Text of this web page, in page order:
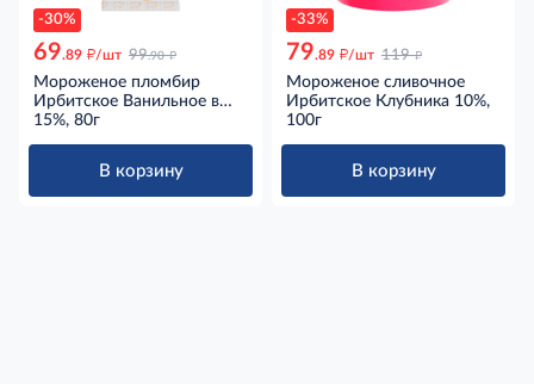
-30%
69.89 д/шт 99.90 д
Мороженое пломбир
Ирбитское Ванильное в
вафельном стаканчике
15%, 80г
В корзину
-33%
79.89 д/шт 119 д
Мороженое сливочное
Ирбитское Клубника 10%,
100г
В корзину